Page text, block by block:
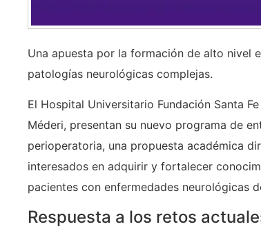
Una apuesta por la formación de alto nivel
patologías neurológicas complejas.
El Hospital Universitario Fundación Santa
Méderi, presentan su nuevo programa de
perioperatoria, una propuesta académica
interesados en adquirir y fortalecer
pacientes con enfermedades neurológicas
Respuesta a los retos